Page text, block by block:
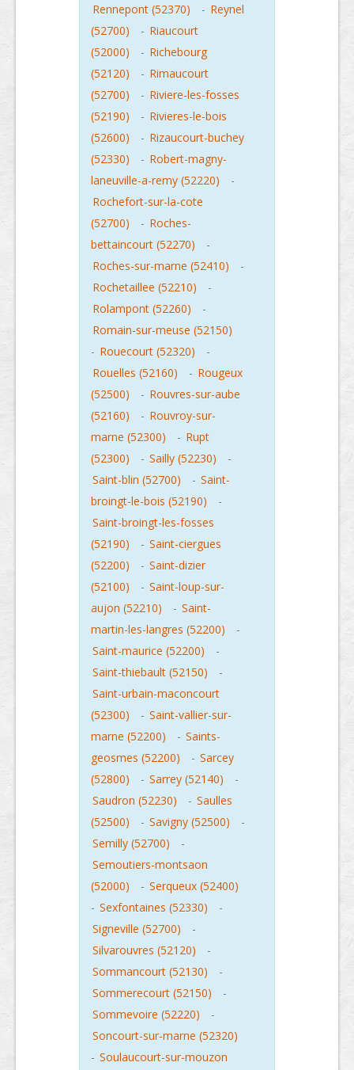
Rennepont (52370)
- Reynel
(52700)
- Riaucourt
(52000)
- Richebourg
(52120)
- Rimaucourt
(52700)
- Riviere-les-fosses
(52190)
- Rivieres-le-bois
(52600)
- Rizaucourt-buchey
(52330)
- Robert-magny-
laneuville-a-remy (52220)
-
Rochefort-sur-la-cote
(52700)
- Roches-
bettaincourt (52270)
-
Roches-sur-marne (52410)
-
Rochetaillee (52210)
-
Rolampont (52260)
-
Romain-sur-meuse (52150)
- Rouecourt (52320)
-
Rouelles (52160)
- Rougeux
(52500)
- Rouvres-sur-aube
(52160)
- Rouvroy-sur-
marne (52300)
- Rupt
(52300)
- Sailly (52230)
-
Saint-blin (52700)
- Saint-
broingt-le-bois (52190)
-
Saint-broingt-les-fosses
(52190)
- Saint-ciergues
(52200)
- Saint-dizier
(52100)
- Saint-loup-sur-
aujon (52210)
- Saint-
martin-les-langres (52200)
-
Saint-maurice (52200)
-
Saint-thiebault (52150)
-
Saint-urbain-maconcourt
(52300)
- Saint-vallier-sur-
marne (52200)
- Saints-
geosmes (52200)
- Sarcey
(52800)
- Sarrey (52140)
-
Saudron (52230)
- Saulles
(52500)
- Savigny (52500)
-
Semilly (52700)
-
Semoutiers-montsaon
(52000)
- Serqueux (52400)
- Sexfontaines (52330)
-
Signeville (52700)
-
Silvarouvres (52120)
-
Sommancourt (52130)
-
Sommerecourt (52150)
-
Sommevoire (52220)
-
Soncourt-sur-marne (52320)
- Soulaucourt-sur-mouzon